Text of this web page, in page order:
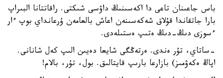
باس جاعىنان تاعى دا اكەسىنىڭ داۋسى شىكتى. راقاتتانا البىراپ
بارا جاتقاندا قۇلاق شەكەسىنەن اعاش بالعامەن ۇرعانداي بوپ ءار
ءسوزى دىڭ-دىڭ ەتىپ ەستىلەدى.
-ساتاي، تۇر ەندى. ەرتەڭگى شايعا دەيىن الىپ كەل شانانى.
اپاڭ ەكەۋمىز) بازارعا بارىپ قايتالىق. بول، تۇر، بالام!